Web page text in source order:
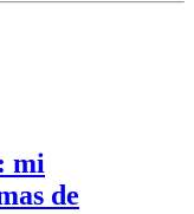
mi
de